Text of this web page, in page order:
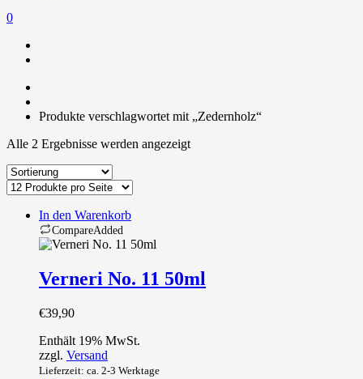
0
Produkte verschlagwortet mit „Zedernholz“
Alle 2 Ergebnisse werden angezeigt
In den Warenkorb
CompareAdded
Verneri No. 11 50ml
€39,90
Enthält 19% MwSt.
zzgl. Versand
Lieferzeit: ca. 2-3 Werktage